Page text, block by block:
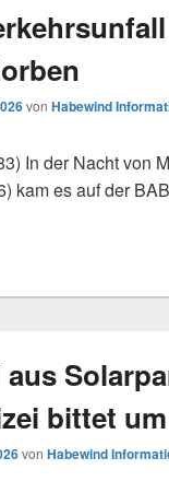
von Habewind
In der Nacht von
kam es auf der
auf der A 6 –
bittet
von Habewind